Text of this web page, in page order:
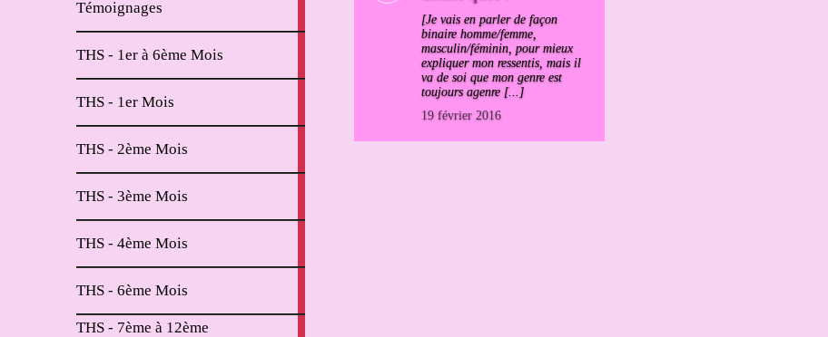
Témoignages
THS - 1er à 6ème Mois
THS - 1er Mois
THS - 2ème Mois
THS - 3ème Mois
THS - 4ème Mois
THS - 6ème Mois
THS - 7ème à 12ème
[Je vais en parler de façon
binaire homme/femme,
masculin/féminin, pour mieux
expliquer mon ressentis, mais il
va de soi que mon genre est
toujours agenre [...]
19 février 2016